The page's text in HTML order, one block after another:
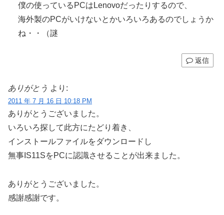
僕の使っているPCはLenovoだったりするので、
海外製のPCがいけないとかいろいろあるのでしょうか
ね・・（謎
返信
ありがとう より:
2011 年 7 月 16 日 10:18 PM
ありがとうございました。
いろいろ探して此方にたどり着き、
インストールファイルをダウンロードし
無事IS11SをPCに認識させることが出来ました。
ありがとうございました。
感謝感謝です。